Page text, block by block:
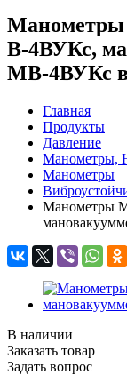
В-4ВУКс,
МВ-4ВУКс
Главная
Продукты
Давление
Манометры,
Манометры
Манометры
В наличии
Заказать товар
Задать вопрос